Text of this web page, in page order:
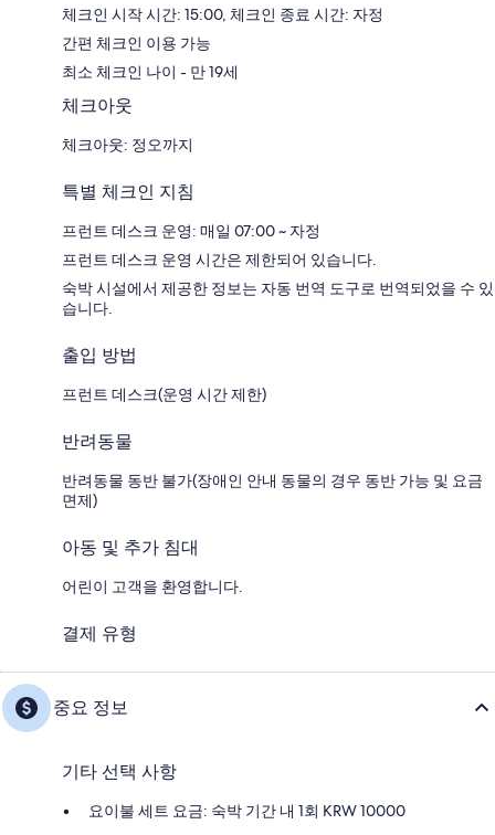
체크인 시작 시간: 15:00, 체크인 종료 시간: 자정
간편 체크인 이용 가능
최소 체크인 나이 - 만 19세
체크아웃
체크아웃: 정오까지
특별 체크인 지침
프런트 데스크 운영: 매일 07:00 ~ 자정
프런트 데스크 운영 시간은 제한되어 있습니다.
숙박 시설에서 제공한 정보는 자동 번역 도구로 번역되었을 수 있
습니다.
출입 방법
프런트 데스크(운영 시간 제한)
반려동물
반려동물 동반 불가(장애인 안내 동물의 경우 동반 가능 및 요금
면제)
아동 및 추가 침대
어린이 고객을 환영합니다.
결제 유형
중요 정보
기타 선택 사항
요이불 세트 요금: 숙박 기간 내 1회 KRW 10000